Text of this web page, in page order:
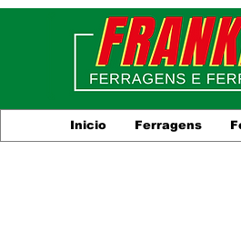
Inicio Ferragens